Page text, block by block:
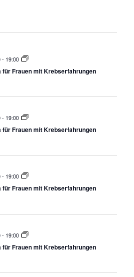
- 19:00
für Frauen mit Krebserfahrungen
- 19:00
für Frauen mit Krebserfahrungen
- 19:00
für Frauen mit Krebserfahrungen
- 19:00
für Frauen mit Krebserfahrungen